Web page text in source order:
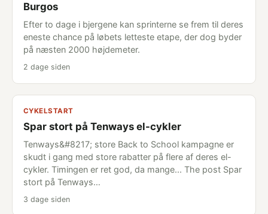
Burgos
Efter to dage i bjergene kan sprinterne se frem til deres
eneste chance på løbets letteste etape, der dog byder
på næsten 2000 højdemeter.
2 dage siden
CYKELSTART
Spar stort på Tenways el-cykler
Tenways&#8217; store Back to School kampagne er
skudt i gang med store rabatter på flere af deres el-
cykler. Timingen er ret god, da mange... The post Spar
stort på Tenways…
3 dage siden